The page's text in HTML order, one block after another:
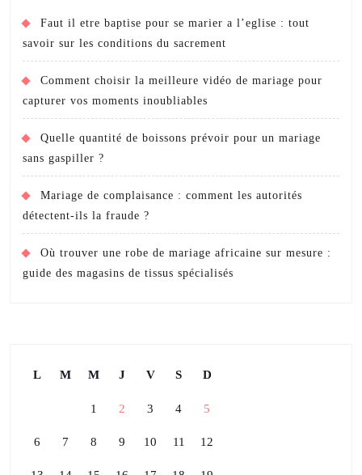
Faut il etre baptise pour se marier a l’eglise : tout
savoir sur les conditions du sacrement
Comment choisir la meilleure vidéo de mariage pour
capturer vos moments inoubliables
Quelle quantité de boissons prévoir pour un mariage
sans gaspiller ?
Mariage de complaisance : comment les autorités
détectent-ils la fraude ?
Où trouver une robe de mariage africaine sur mesure :
guide des magasins de tissus spécialisés
L M M J V S D
1 2 3 4 5
6 7 8 9 10 11 12